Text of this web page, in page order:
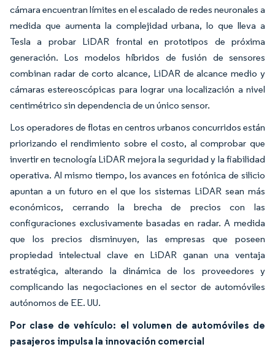
cámara encuentran límites en el escalado de redes neuronales a
medida que aumenta la complejidad urbana, lo que lleva a
Tesla a probar LiDAR frontal en prototipos de próxima
generación. Los modelos híbridos de fusión de sensores
combinan radar de corto alcance, LiDAR de alcance medio y
cámaras estereoscópicas para lograr una localización a nivel
centimétrico sin dependencia de un único sensor.
Los operadores de flotas en centros urbanos concurridos están
priorizando el rendimiento sobre el costo, al comprobar que
invertir en tecnología LiDAR mejora la seguridad y la fiabilidad
operativa. Al mismo tiempo, los avances en fotónica de silicio
apuntan a un futuro en el que los sistemas LiDAR sean más
económicos, cerrando la brecha de precios con las
configuraciones exclusivamente basadas en radar. A medida
que los precios disminuyen, las empresas que poseen
propiedad intelectual clave en LiDAR ganan una ventaja
estratégica, alterando la dinámica de los proveedores y
complicando las negociaciones en el sector de automóviles
autónomos de EE. UU.
Por clase de vehículo: el volumen de automóviles de
pasajeros impulsa la innovación comercial